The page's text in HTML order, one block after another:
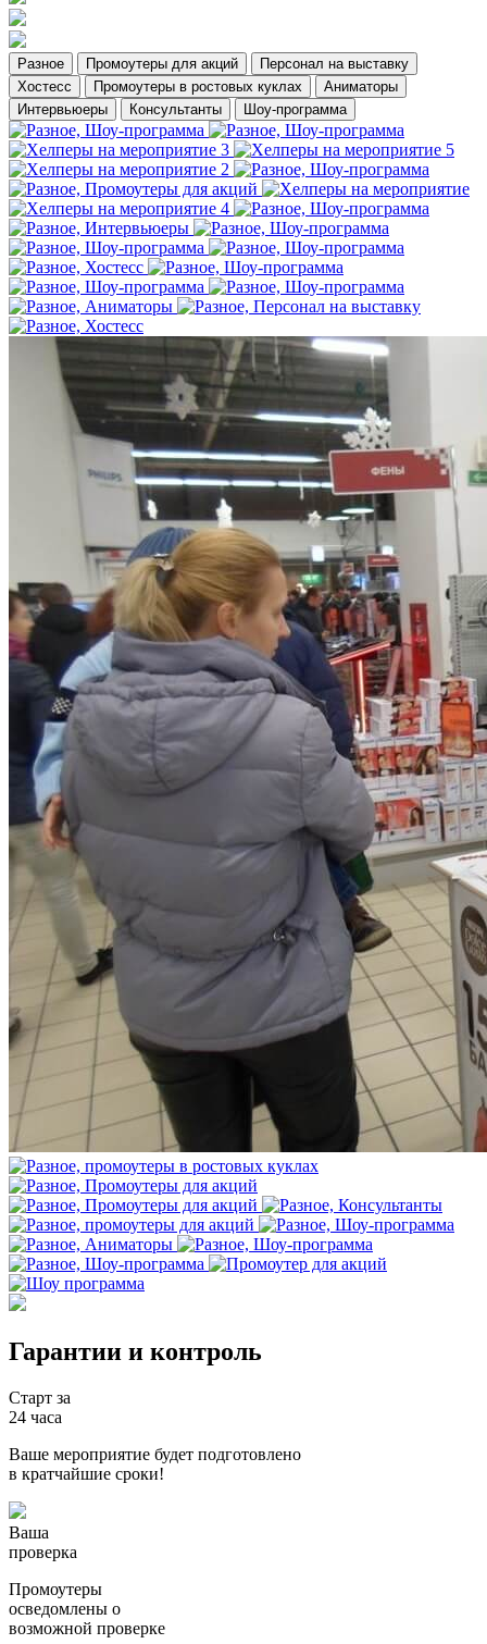
Разное Промоутеры для акций
Персонал на выставку
Хостесс
Промоутеры в ростовых куклах
Аниматоры
Интервьюеры
Консультанты Шоу-программа
Гарантии и контроль
Старт за
24 часа
Ваше мероприятие будет подготовлено
в кратчайшие сроки!
Ваша
проверка
Промоутеры
осведомлены о
возможной проверке